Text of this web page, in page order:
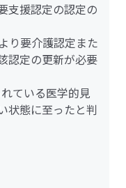
支援認定の認定の
り要介護認定また
認定の更新が必要
ている医学的見
状態に至ったと判